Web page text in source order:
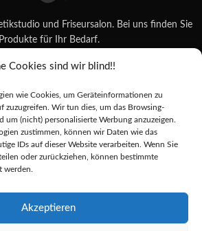
Cookies sind wir blind!!
wie Cookies, um Geräteinformationen zu
zuzugreifen. Wir tun dies, um das Browsing-
um (nicht) personalisierte Werbung anzuzeigen.
zustimmen, können wir Daten wie das
IDs auf dieser Website verarbeiten. Wenn Sie
oder zurückziehen, können bestimmte
Akzeptieren
und Friseursalon. Bei uns finden Sie
für Ihr Bedarf.
Wiesbaden
Studio Ausstattung
2025.
inkl. der gesetzlichen MwSt.
entsprechen dem bisherigen Preis in diesem
Online-Shop.